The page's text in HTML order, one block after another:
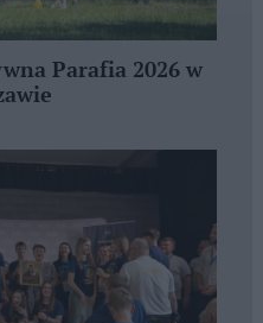
Parafia 2026 w